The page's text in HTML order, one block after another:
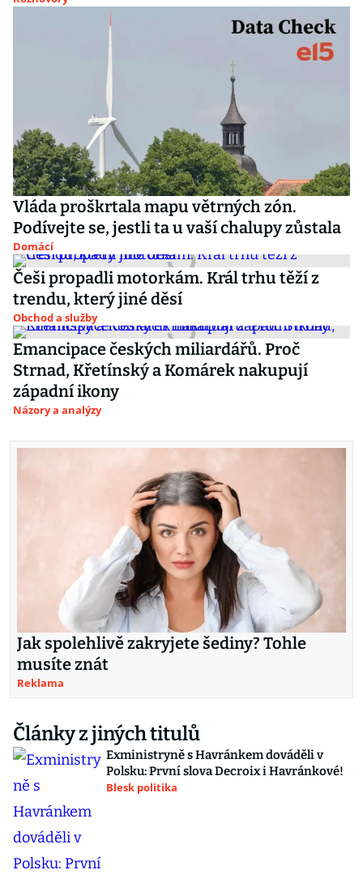
Vláda proškrtala mapu větrných zón.
Podívejte se, jestli ta u vaší chalupy zůstala
Domácí
Češi propadli motorkám. Král trhu těží z
trendu, který jiné děsí
Obchod a služby
Emancipace českých miliardářů. Proč
Strnad, Křetínský a Komárek nakupují
západní ikony
Názory a analýzy
Jak spolehlivě zakryjete šediny? Tohle
musíte znát
Reklama
Články z jiných titulů
Exministryně s Havránkem dováděli v
Polsku: První slova Decroix i Havránkové!
Blesk politika